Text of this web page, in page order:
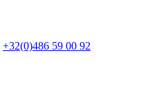
+32(0)486 59 00 92